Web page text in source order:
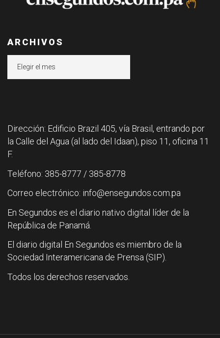
ARCHIVOS
Dirección: Edificio Brazil 405, vía Brasil, entrando por
la Calle del Agua (al lado del Idaan), piso 11, oficina 11
F.
Teléfono: 385-8777 / 385-8778
Correo electrónico: info@ensegundos.com.pa
En Segundos es el diario nativo digital líder de la
República de Panamá.
El diario digital En Segundos es miembro de la
Sociedad Interamericana de Prensa (SIP).
Todos los derechos reservados.